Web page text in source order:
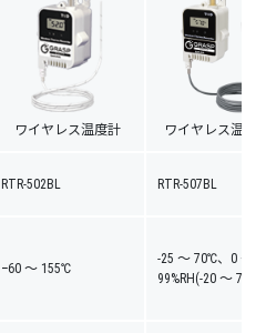
ワイヤレス温度計 ワイヤレス温湿
RTR-502BL RTR-507BL
ｰ60 ～ 155℃
-25 ～ 70℃、0 ～
99%RH(-20 ～ 70℃)